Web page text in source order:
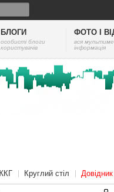
БЛОГИ
особисті блоги
користувачів
ФОТО І
вся
інформація
Круглий стіл